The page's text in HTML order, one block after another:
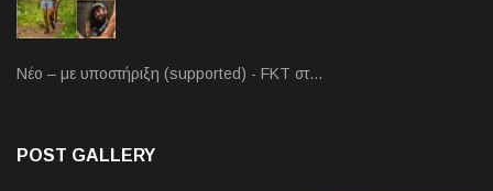
Νέο – με υποστήριξη (supported) - FKT στ…
POST GALLERY